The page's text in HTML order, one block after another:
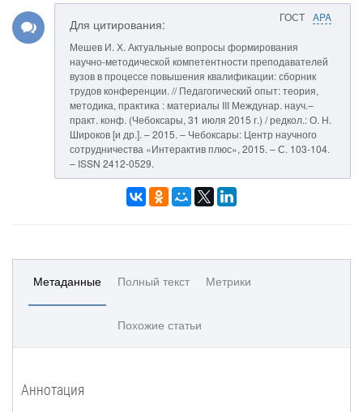
ГОСТ APA
Для цитирования:
Мешев И. Х. Актуальные вопросы формирования
научно-методической компетентности преподавателей
вузов в процессе повышения квалификации: сборник
трудов конференции. // Педагогический опыт: теория,
методика, практика : материалы III Междунар. науч.–
практ. конф. (Чебоксары, 31 июля 2015 г.) / редкол.: О. Н.
Широков [и др.]. – 2015. – Чебоксары: Центр научного
сотрудничества «Интерактив плюс», 2015. – С. 103-104.
– ISSN 2412-0529.
Метаданные Полный текст Метрики
Похожие статьи
Аннотация